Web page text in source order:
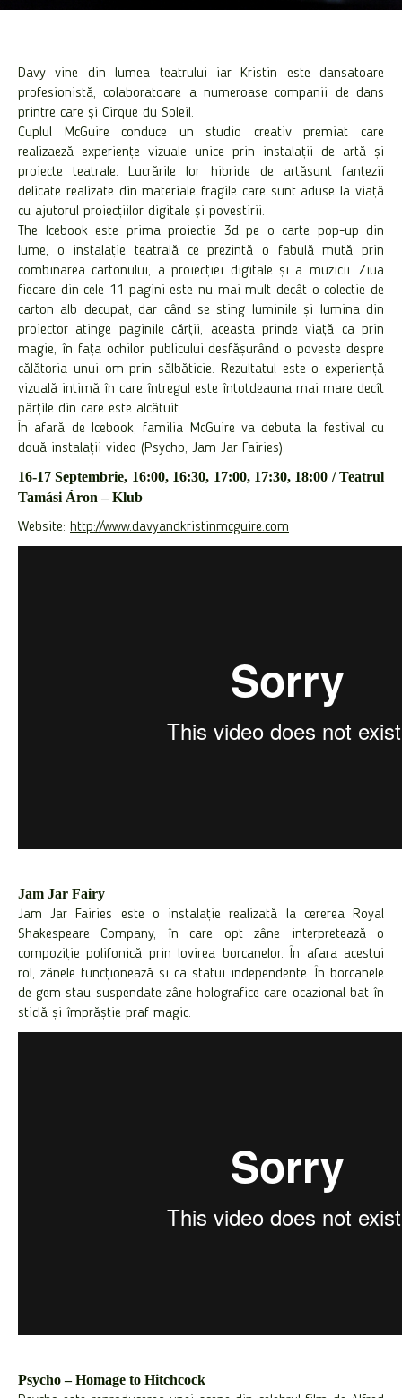
Davy vine din lumea teatrului iar Kristin este dansatoare
profesionistă, colaboratoare a numeroase companii de dans
printre care și Cirque du Soleil.
Cuplul McGuire conduce un studio creativ premiat care
realizaeză experiențe vizuale unice prin instalații de artă și
proiecte teatrale. Lucrările lor hibride de artăsunt fantezii
delicate realizate din materiale fragile care sunt aduse la viață
cu ajutorul proiecțiilor digitale și povestirii.
The Icebook este prima proiecție 3d pe o carte pop-up din
lume, o instalație teatrală ce prezintă o fabulă mută prin
combinarea cartonului, a proiecției digitale și a muzicii. Ziua
fiecare din cele 11 pagini este nu mai mult decât o colecție de
carton alb decupat, dar când se sting luminile și lumina din
proiector atinge paginile cărții, aceasta prinde viață ca prin
magie, în fața ochilor publicului desfășurând o poveste despre
călătoria unui om prin sălbăticie. Rezultatul este o experiență
vizuală intimă în care întregul este întotdeauna mai mare decît
părțile din care este alcătuit.
În afară de Icebook, familia McGuire va debuta la festival cu
două instalații video (Psycho, Jam Jar Fairies).
16-17 Septembrie, 16:00, 16:30, 17:00, 17:30, 18:00 / Teatrul
Tamási Áron – Klub
Website: http://www.davyandkristinmcguire.com
Jam Jar Fairy
Jam Jar Fairies este o instalație realizată la cererea Royal
Shakespeare Company, în care opt zâne interpretează o
compoziție polifonică prin lovirea borcanelor. În afara acestui
rol, zânele funcționează și ca statui independente. În borcanele
de gem stau suspendate zâne holografice care ocazional bat în
sticlă și împrăștie praf magic.
Psycho – Homage to Hitchcock